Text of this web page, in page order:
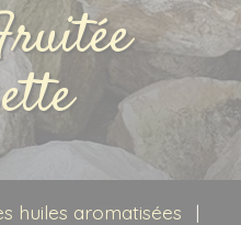
huiles aromatisées
|